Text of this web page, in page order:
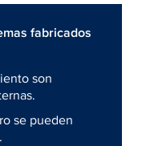
fabricados
son
se pueden